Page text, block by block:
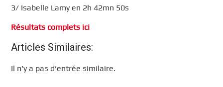
3/ Isabelle Lamy en 2h 42mn 50s
Résultats complets ici
Articles Similaires:
Il n’y a pas d’entrée similaire.